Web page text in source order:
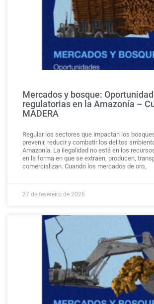
Mercados y bosque:
regulatorias en la Amazonía –
MADERA
Regular los sectores que impactan los
prevenir, reducir y combatir los delitos
Amazonía. La ilegalidad no está en los
en la forma en que se extraen, producen,
comercializan. Cuando los mercados de oro,
27 de fevereiro de 2026